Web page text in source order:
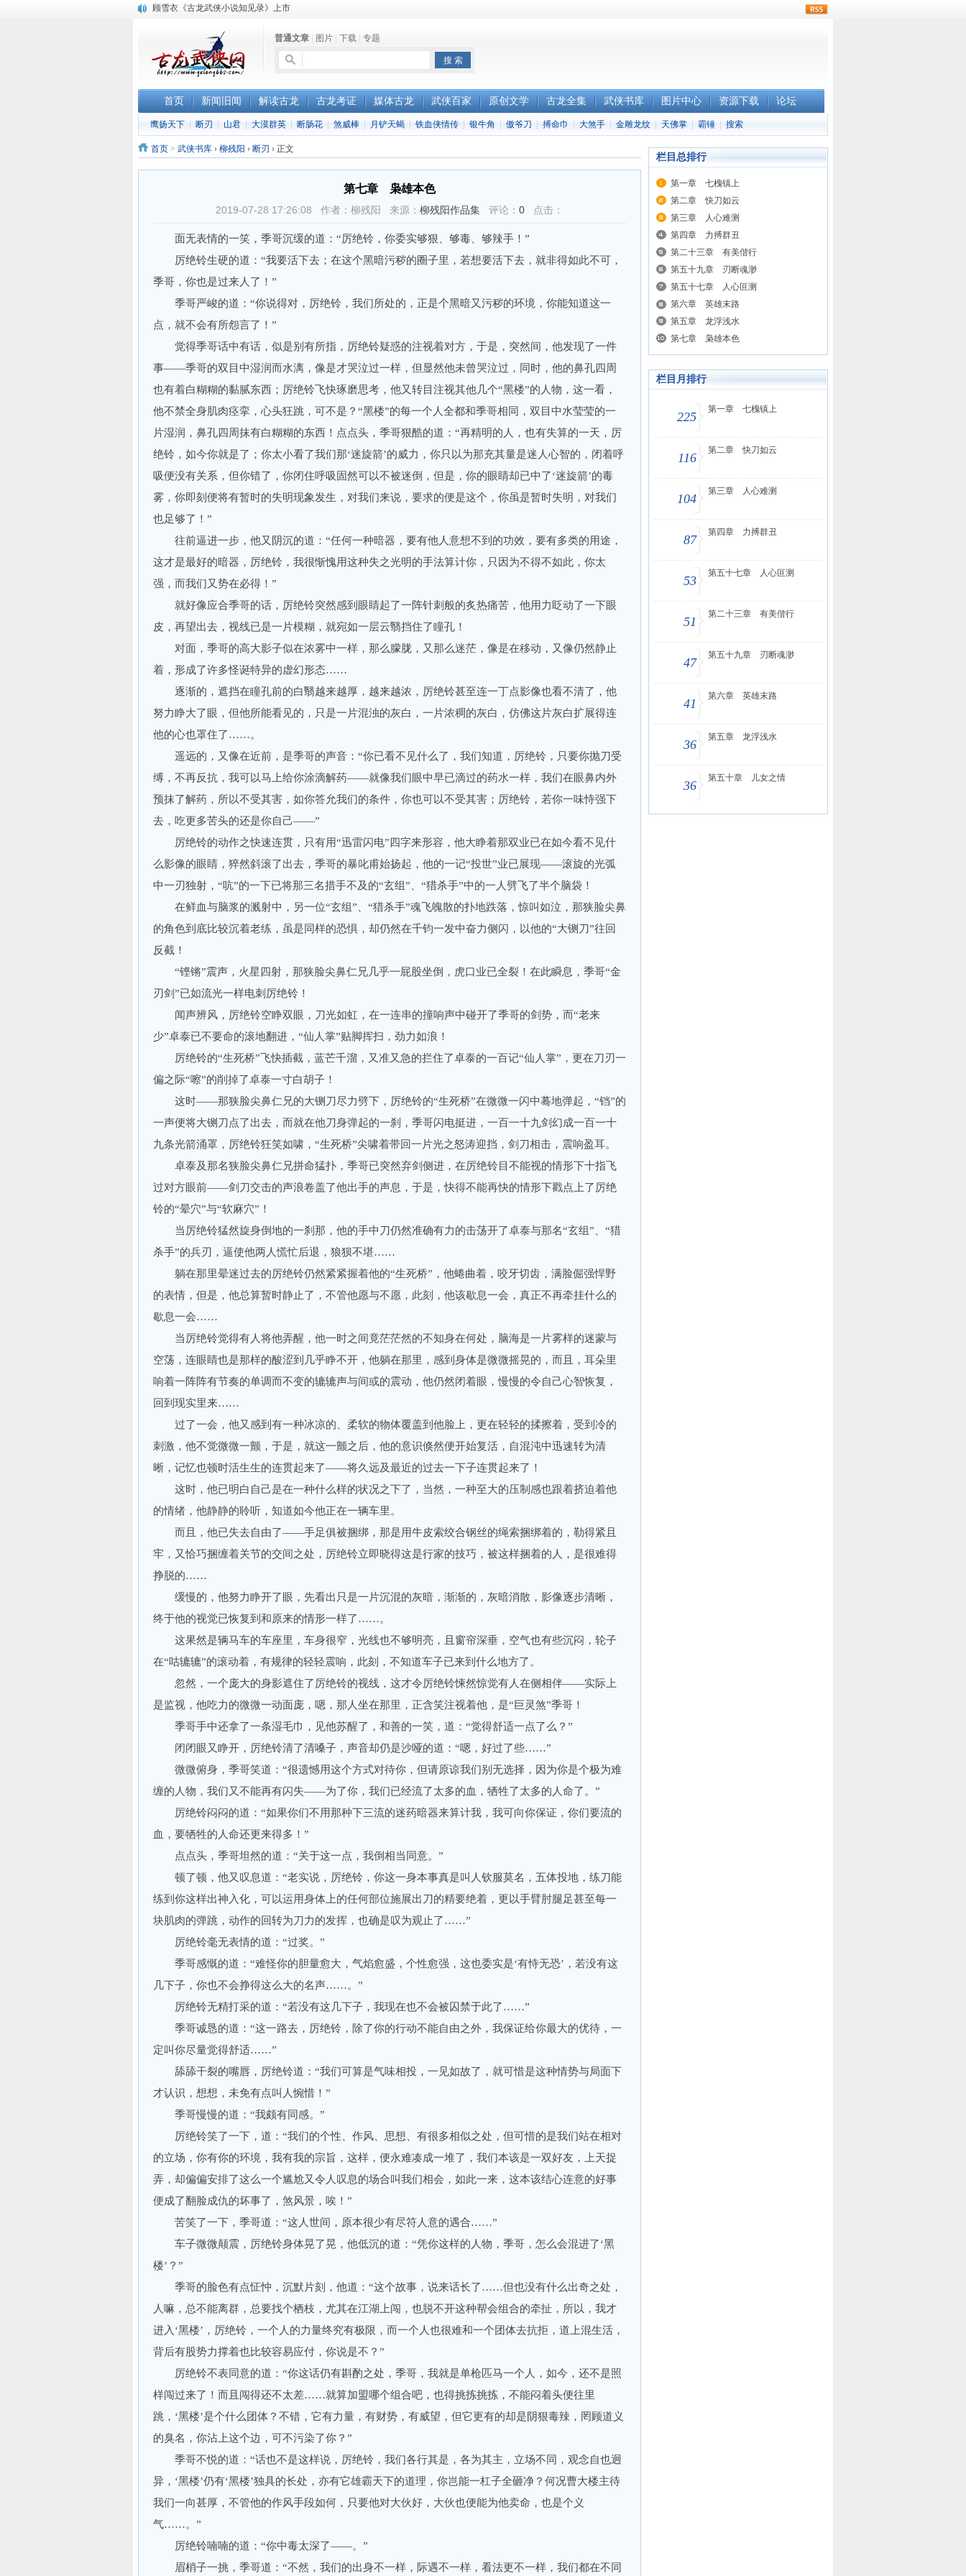
顾雪衣《古龙武侠小说知见录》上市
《古龙小说原貌探究》修订版已上市普通文章 图片 下载 专题
首页 新闻旧闻 解读古龙 古龙考证 媒体古龙 武侠百家 原创文学 古龙全集 武侠书库 图片中心 资源下载 论坛
鹰扬天下 断刃 山君 大漠群英 断肠花 煞威棒 月铲天蝎 铁血侠情传 银牛角 傲爷刀 搏命巾 大煞手 金雕龙纹 天佛掌 霸锤 搜索
首页 > 武侠书库 › 柳残阳 › 断刃 › 正文
第七章 枭雄本色
2019-07-28 17:26:08 作者：柳残阳 来源： 柳残阳作品集 评论： 0 点击：
面无表情的一笑，季哥沉缓的道：“厉绝铃，你委实够狠、够毒、够辣手！”
厉绝铃生硬的道：“我要活下去；在这个黑暗污秽的圈子里，若想要活下去，就非得如此不可，
季哥，你也是过来人了！”
季哥严峻的道：“你说得对，厉绝铃，我们所处的，正是个黑暗又污秽的环境，你能知道这一
点，就不会有所怨言了！”
觉得季哥话中有话，似是别有所指，厉绝铃疑惑的注视着对方，于是，突然间，他发现了一件
事——季哥的双目中湿润而水漓，像是才哭泣过一样，但显然他未曾哭泣过，同时，他的鼻孔四周
也有着白糊糊的黏腻东西；厉绝铃飞快琢磨思考，他又转目注视其他几个“黑楼”的人物，这一看，
他不禁全身肌肉痉挛，心头狂跳，可不是？“黑楼”的每一个人全都和季哥相同，双目中水莹莹的一
片湿润，鼻孔四周抹有白糊糊的东西！点点头，季哥狠酷的道：“再精明的人，也有失算的一天，厉
绝铃，如今你就是了；你太小看了我们那‘迷旋箭’的威力，你只以为那充其量是迷人心智的，闭着呼
吸便没有关系，但你错了，你闭住呼吸固然可以不被迷倒，但是，你的眼睛却已中了‘迷旋箭’的毒
雾，你即刻便将有暂时的失明现象发生，对我们来说，要求的便是这个，你虽是暂时失明，对我们
也足够了！”
往前逼进一步，他又阴沉的道：“任何一种暗器，要有他人意想不到的功效，要有多类的用途，
这才是最好的暗器，厉绝铃，我很惭愧用这种失之光明的手法算计你，只因为不得不如此，你太
强，而我们又势在必得！”
就好像应合季哥的话，厉绝铃突然感到眼睛起了一阵针刺般的炙热痛苦，他用力眨动了一下眼
皮，再望出去，视线已是一片模糊，就宛如一层云翳挡住了瞳孔！
对面，季哥的高大影子似在浓雾中一样，那么朦胧，又那么迷茫，像是在移动，又像仍然静止
着，形成了许多怪诞特异的虚幻形态……
逐渐的，遮挡在瞳孔前的白翳越来越厚，越来越浓，厉绝铃甚至连一丁点影像也看不清了，他
努力睁大了眼，但他所能看见的，只是一片混浊的灰白，一片浓稠的灰白，仿佛这片灰白扩展得连
他的心也罩住了……。
遥远的，又像在近前，是季哥的声音：“你已看不见什么了，我们知道，厉绝铃，只要你抛刀受
缚，不再反抗，我可以马上给你涂滴解药——就像我们眼中早已滴过的药水一样，我们在眼鼻内外
预抹了解药，所以不受其害，如你答允我们的条件，你也可以不受其害；厉绝铃，若你一味恃强下
去，吃更多苦头的还是你自己——”
厉绝铃的动作之快速连贯，只有用“迅雷闪电”四字来形容，他大睁着那双业已在如今看不见什
么影像的眼睛，猝然斜滚了出去，季哥的暴叱甫始扬起，他的一记“投世”业已展现——滚旋的光弧
中一刃独射，“吭”的一下已将那三名措手不及的“玄组”、“猎杀手”中的一人劈飞了半个脑袋！
在鲜血与脑浆的溅射中，另一位“玄组”、“猎杀手”魂飞魄散的扑地跌落，惊叫如泣，那狭脸尖鼻
的角色到底比较沉着老练，虽是同样的恐惧，却仍然在千钧一发中奋力侧闪，以他的“大铡刀”往回
反截！
“铿锵”震声，火星四射，那狭脸尖鼻仁兄几乎一屁股坐倒，虎口业已全裂！在此瞬息，季哥“金
刃剑”已如流光一样电刺厉绝铃！
闻声辨风，厉绝铃空睁双眼，刀光如虹，在一连串的撞响声中碰开了季哥的剑势，而“老来
少”卓泰已不要命的滚地翻进，“仙人掌”贴脚挥扫，劲力如浪！
厉绝铃的“生死桥”飞快插截，蓝芒千溜，又准又急的拦住了卓泰的一百记“仙人掌”，更在刀刃一
偏之际“嚓”的削掉了卓泰一寸白胡子！
这时——那狭脸尖鼻仁兄的大铡刀尽力劈下，厉绝铃的“生死桥”在微微一闪中蓦地弹起，“铛”的
一声便将大铡刀点了出去，而就在他刀身弹起的一刹，季哥闪电挺进，一百一十九剑幻成一百一十
九条光箭涌罩，厉绝铃狂笑如啸，“生死桥”尖啸着带回一片光之怒涛迎挡，剑刀相击，震响盈耳。
卓泰及那名狭脸尖鼻仁兄拼命猛扑，季哥已突然弃剑侧进，在厉绝铃目不能视的情形下十指飞
过对方眼前——剑刀交击的声浪卷盖了他出手的声息，于是，快得不能再快的情形下戳点上了厉绝
铃的“晕穴”与“软麻穴”！
当厉绝铃猛然旋身倒地的一刹那，他的手中刀仍然准确有力的击荡开了卓泰与那名“玄组”、“猎
杀手”的兵刃，逼使他两人慌忙后退，狼狈不堪……
躺在那里晕迷过去的厉绝铃仍然紧紧握着他的“生死桥”，他蜷曲着，咬牙切齿，满脸倔强悍野
的表情，但是，他总算暂时静止了，不管他愿与不愿，此刻，他该歇息一会，真正不再牵挂什么的
歇息一会……
当厉绝铃觉得有人将他弄醒，他一时之间竟茫茫然的不知身在何处，脑海是一片雾样的迷蒙与
空荡，连眼睛也是那样的酸涩到几乎睁不开，他躺在那里，感到身体是微微摇晃的，而且，耳朵里
响着一阵阵有节奏的单调而不变的辘辘声与间或的震动，他仍然闭着眼，慢慢的令自己心智恢复，
回到现实里来……
过了一会，他又感到有一种冰凉的、柔软的物体覆盖到他脸上，更在轻轻的揉擦着，受到冷的
刺激，他不觉微微一颤，于是，就这一颤之后，他的意识倏然便开始复活，自混沌中迅速转为清
晰，记忆也顿时活生生的连贯起来了——将久远及最近的过去一下子连贯起来了！
这时，他已明白自己是在一种什么样的状况之下了，当然，一种至大的压制感也跟着挤迫着他
的情绪，他静静的聆听，知道如今他正在一辆车里。
而且，他已失去自由了——手足俱被捆绑，那是用牛皮索绞合钢丝的绳索捆绑着的，勒得紧且
牢，又恰巧捆缠着关节的交间之处，厉绝铃立即晓得这是行家的技巧，被这样捆着的人，是很难得
挣脱的……
缓慢的，他努力睁开了眼，先看出只是一片沉混的灰暗，渐渐的，灰暗消散，影像逐步清晰，
终于他的视觉已恢复到和原来的情形一样了……。
这果然是辆马车的车座里，车身很窄，光线也不够明亮，且窗帘深垂，空气也有些沉闷，轮子
在“咕辘辘”的滚动着，有规律的轻轻震响，此刻，不知道车子已来到什么地方了。
忽然，一个庞大的身影遮住了厉绝铃的视线，这才令厉绝铃悚然惊觉有人在侧相伴——实际上
是监视，他吃力的微微一动面庞，嗯，那人坐在那里，正含笑注视着他，是“巨灵煞”季哥！
季哥手中还拿了一条湿毛巾，见他苏醒了，和善的一笑，道：“觉得舒适一点了么？”
闭闭眼又睁开，厉绝铃清了清嗓子，声音却仍是沙哑的道：“嗯，好过了些……”
微微俯身，季哥笑道：“很遗憾用这个方式对待你，但请原谅我们别无选择，因为你是个极为难
缠的人物，我们又不能再有闪失——为了你，我们已经流了太多的血，牺牲了太多的人命了。”
厉绝铃闷闷的道：“如果你们不用那种下三流的迷药暗器来算计我，我可向你保证，你们要流的
血，要牺牲的人命还更来得多！”
点点头，季哥坦然的道：“关于这一点，我倒相当同意。”
顿了顿，他又叹息道：“老实说，厉绝铃，你这一身本事真是叫人钦服莫名，五体投地，练刀能
练到你这样出神入化，可以运用身体上的任何部位施展出刀的精要绝着，更以手臂肘腿足甚至每一
块肌肉的弹跳，动作的回转为刀力的发挥，也确是叹为观止了……”
厉绝铃毫无表情的道：“过奖。”
季哥感慨的道：“难怪你的胆量愈大，气焰愈盛，个性愈强，这也委实是‘有恃无恐’，若没有这
几下子，你也不会挣得这么大的名声……。”
厉绝铃无精打采的道：“若没有这几下子，我现在也不会被囚禁于此了……”
季哥诚恳的道：“这一路去，厉绝铃，除了你的行动不能自由之外，我保证给你最大的优待，一
定叫你尽量觉得舒适……”
舔舔干裂的嘴唇，厉绝铃道：“我们可算是气味相投，一见如故了，就可惜是这种情势与局面下
才认识，想想，未免有点叫人惋惜！”
季哥慢慢的道：“我颇有同感。”
厉绝铃笑了一下，道：“我们的个性、作风、思想、有很多相似之处，但可惜的是我们站在相对
的立场，你有你的环境，我有我的宗旨，这样，便永难凑成一堆了，我们本该是一双好友，上天捉
弄，却偏偏安排了这么一个尴尬又令人叹息的场合叫我们相会，如此一来，这本该结心连意的好事
便成了翻脸成仇的坏事了，煞风景，唉！”
苦笑了一下，季哥道：“这人世间，原本很少有尽符人意的遇合……”
车子微微颠震，厉绝铃身体晃了晃，他低沉的道：“凭你这样的人物，季哥，怎么会混进了‘黑
楼’？”
季哥的脸色有点怔忡，沉默片刻，他道：“这个故事，说来话长了……但也没有什么出奇之处，
人嘛，总不能离群，总要找个栖枝，尤其在江湖上闯，也脱不开这种帮会组合的牵扯，所以，我才
进入‘黑楼’，厉绝铃，一个人的力量终究有极限，而一个人也很难和一个团体去抗拒，道上混生活，
背后有股势力撑着也比较容易应付，你说是不？”
厉绝铃不表同意的道：“你这话仍有斟酌之处，季哥，我就是单枪匹马一个人，如今，还不是照
样闯过来了！而且闯得还不太差……就算加盟哪个组合吧，也得挑拣挑拣，不能闷着头便往里
跳，‘黑楼’是个什么团体？不错，它有力量，有财势，有威望，但它更有的却是阴狠毒辣，罔顾道义
的臭名，你沾上这个边，可不污染了你？”
季哥不悦的道：“话也不是这样说，厉绝铃，我们各行其是，各为其主，立场不同，观念自也迥
异，‘黑楼’仍有‘黑楼’独具的长处，亦有它雄霸天下的道理，你岂能一杠子全砸净？何况曹大楼主待
我们一向甚厚，不管他的作风手段如何，只要他对大伙好，大伙也便能为他卖命，也是个义
气……。”
厉绝铃喃喃的道：“你中毒太深了——。”
眉梢子一挑，季哥道：“不然，我们的出身不一样，际遇不一样，看法更不一样，我们都在不同
栏目总排行
第一章 七槐镇上
第二章 快刀如云
第三章 人心难测
第四章 力搏群丑
第二十三章 有美偕行
第五十九章 刃断魂渺
第五十七章 人心叵测
第六章 英雄末路
第五章 龙浮浅水
第七章 枭雄本色
栏目月排行
225
第一章 七槐镇上
116
第二章 快刀如云
104
第三章 人心难测
87
第四章 力搏群丑
53
第五十七章 人心叵测
51
第二十三章 有美偕行
47
第五十九章 刃断魂渺
41
第六章 英雄末路
36
第五章 龙浮浅水
36
第五十章 儿女之情